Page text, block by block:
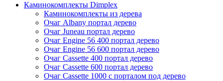
Каминокомплекты Dimplex
Каминокомплекты из дерева
Очаг Albany портал дерево
Очаг Juneau портал дерево
Очаг Engine 56 400 портал дерево
Очаг Engine 56 600 портал дерево
Очаг Cassette 400 портал дерево
Очаг Cassette 600 портал дерево
Очаг Cassette 1000 с порталом под дерево